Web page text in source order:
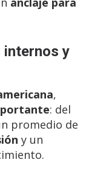
internos y
,
: del
promedio de
y un